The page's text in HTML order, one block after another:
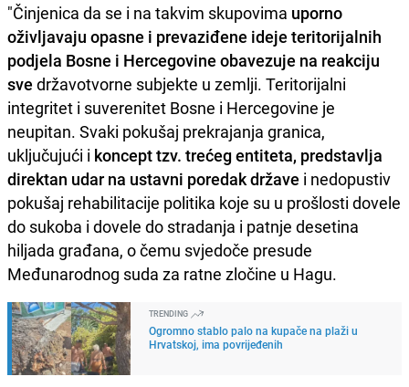
"Činjenica da se i na takvim skupovima uporno
oživljavaju opasne i prevaziđene ideje teritorijalnih
podjela Bosne i Hercegovine obavezuje na reakciju
sve državotvorne subjekte u zemlji. Teritorijalni
integritet i suverenitet Bosne i Hercegovine je
neupitan. Svaki pokušaj prekrajanja granica,
uključujući i koncept tzv. trećeg entiteta, predstavlja
direktan udar na ustavni poredak države i nedopustiv
pokušaj rehabilitacije politika koje su u prošlosti dovele
do sukoba i dovele do stradanja i patnje desetina
hiljada građana, o čemu svjedoče presude
Međunarodnog suda za ratne zločine u Hagu.
TRENDING
Ogromno stablo palo na kupače na plaži u
Hrvatskoj, ima povrijeđenih